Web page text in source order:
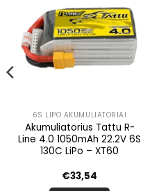
6S LIPO AKUMULIATORIAI
Akumuliatorius Tattu R-
Line 4.0 1050mAh 22.2V 6S
130C LiPo – XT60
€33,54